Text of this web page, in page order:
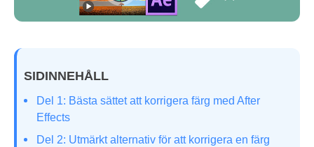
SIDINNEHÅLL
Del 1: Bästa sättet att korrigera färg med After
Effects
Del 2: Utmärkt alternativ för att korrigera en färg